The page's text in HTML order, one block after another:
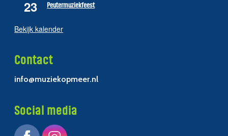
23 Peutermuziekfeest
Bekijk kalender
Contact
info@muziekopmeer.nl
Social media